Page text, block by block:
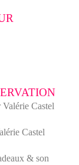
Castel
Castel
& son